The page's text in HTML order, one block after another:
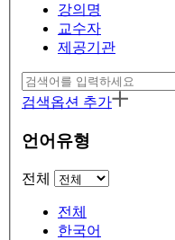
강의명
교수자
제공기관
검색옵션 추가
언어유형
전체
전체
한국어